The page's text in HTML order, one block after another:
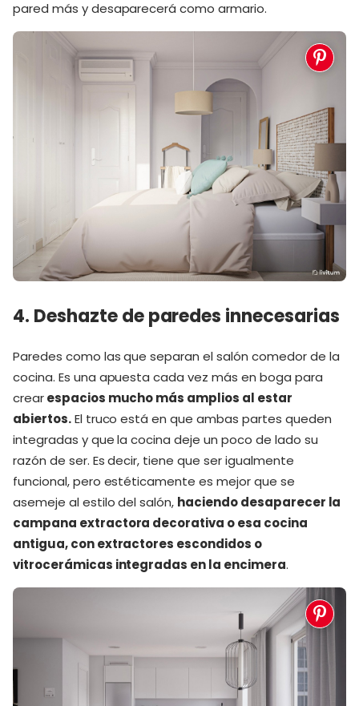
pared más y desaparecerá como armario.
4. Deshazte de paredes innecesarias
Paredes como las que separan el salón comedor de la
cocina. Es una apuesta cada vez más en boga para
crearespacios mucho más amplios al estar
abiertos.El truco está en que ambas partes queden
integradas y que la cocina deje un poco de lado su
razón de ser. Es decir, tiene que ser igualmente
funcional, pero estéticamente es mejor que se
asemeje al estilo del salón, haciendo desaparecer la
campana extractora decorativa o esa cocina
antigua, con extractores escondidos o
vitrocerámicas integradas en la encimera.